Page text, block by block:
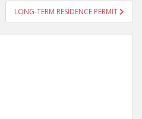
LONG-TERM RESİDENCE PERMİT